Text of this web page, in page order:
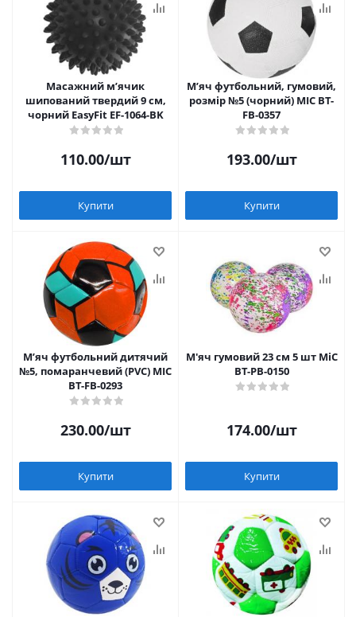
Масажний мʼячик
шипований твердий 9 см,
чорний EasyFit EF-1064-BK
110.00/шт
Купити
Мʼяч футбольний, гумовий,
розмір №5 (чорний) MIC BT-
FB-0357
193.00/шт
Купити
Мʼяч футбольний дитячий
№5, помаранчевий (PVC) MIC
BT-FB-0293
230.00/шт
Купити
М'яч гумовий 23 см 5 шт MiC
BT-PB-0150
174.00/шт
Купити